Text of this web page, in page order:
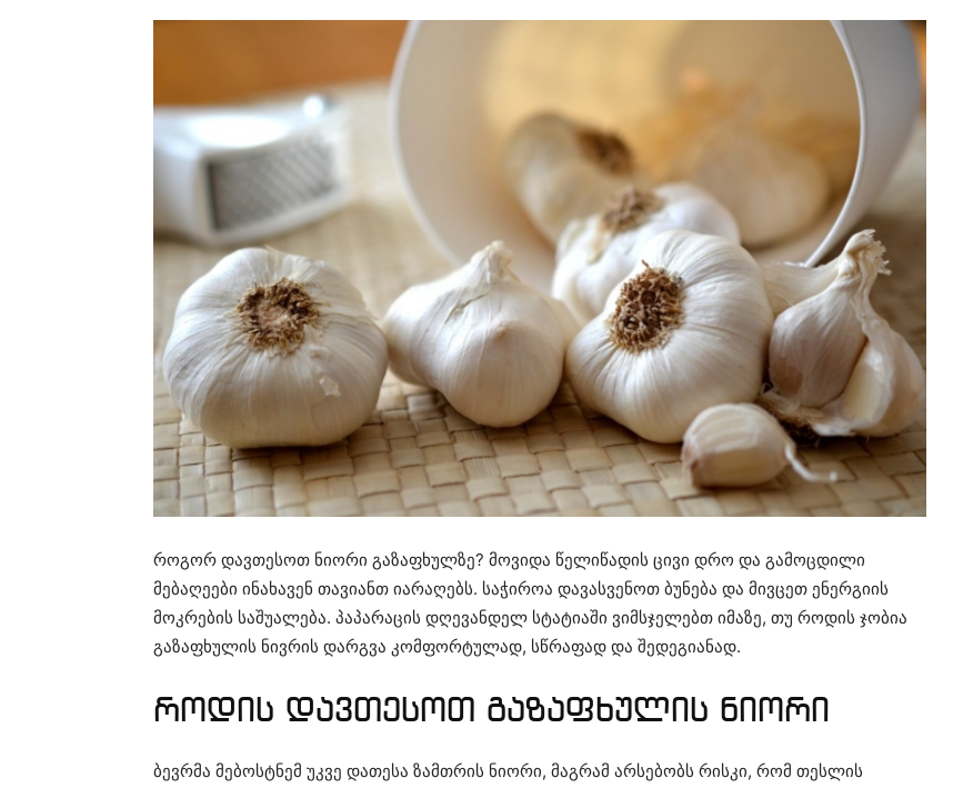
როგორ დავთესოთ ნიორი გაზაფხულზე? მოვიდა წელიწადის ცივი დრო და გამოცდილი
მებაღეები ინახავენ თავიანთ იარაღებს. საჭიროა დავასვენოთ ბუნება და მივცეთ ენერგიის
მოკრების საშუალება. პაპარაცის დღევანდელ სტატიაში ვიმსჯელებთ იმაზე, თუ როდის ჯობია
გაზაფხულის ნივრის დარგვა კომფორტულად, სწრაფად და შედეგიანად.
როდის დავთესოთ გაზაფხულის ნიორი
ბევრმა მებოსტნემ უკვე დათესა ზამთრის ნიორი, მაგრამ არსებობს რისკი, რომ თესლის